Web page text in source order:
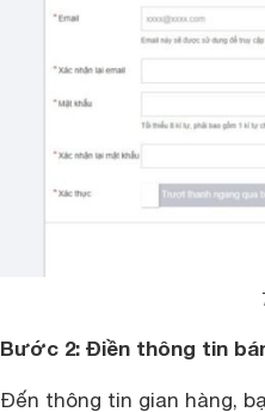
Bước 2: Điền thông tin
Đến thông tin gian hàng,